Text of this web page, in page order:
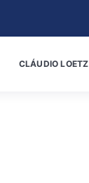
CLÁUDIO LOETZ